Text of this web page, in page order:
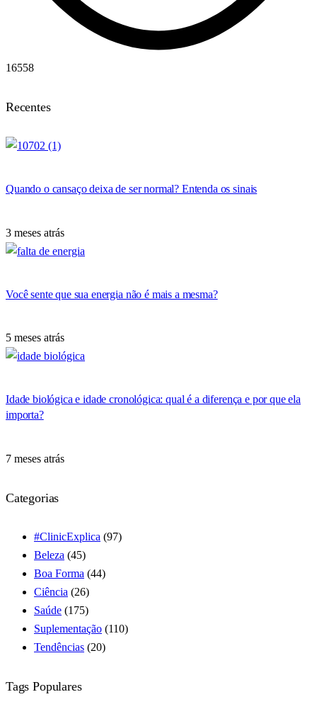
16558
Recentes
Quando o cansaço deixa de ser normal? Entenda os sinais
3 meses atrás
Você sente que sua energia não é mais a mesma?
5 meses atrás
Idade biológica e idade cronológica: qual é a diferença e por que ela
importa?
7 meses atrás
Categorias
#ClinicExplica (97)
Beleza (45)
Boa Forma (44)
Ciência (26)
Saúde (175)
Suplementação (110)
Tendências (20)
Tags Populares